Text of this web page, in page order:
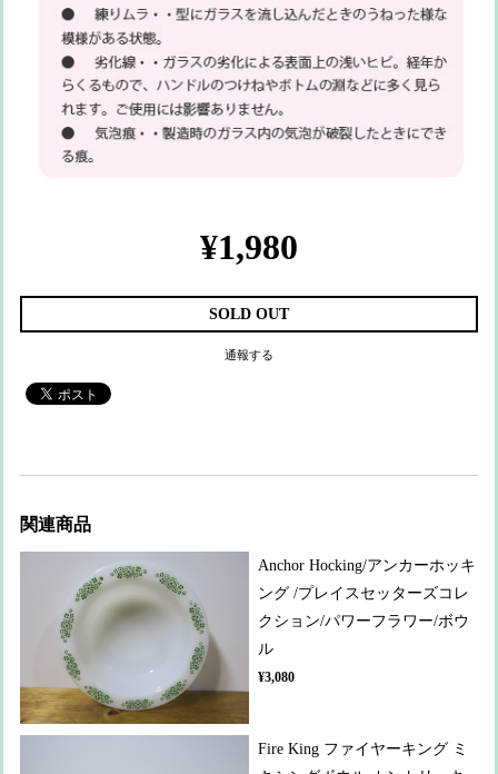
¥1,980
SOLD OUT
通報する
関連商品
Anchor Hocking/アンカーホッキ
ング /プレイスセッターズコレ
クション/パワーフラワー/ボウ
ル
¥3,080
Fire King ファイヤーキング ミ